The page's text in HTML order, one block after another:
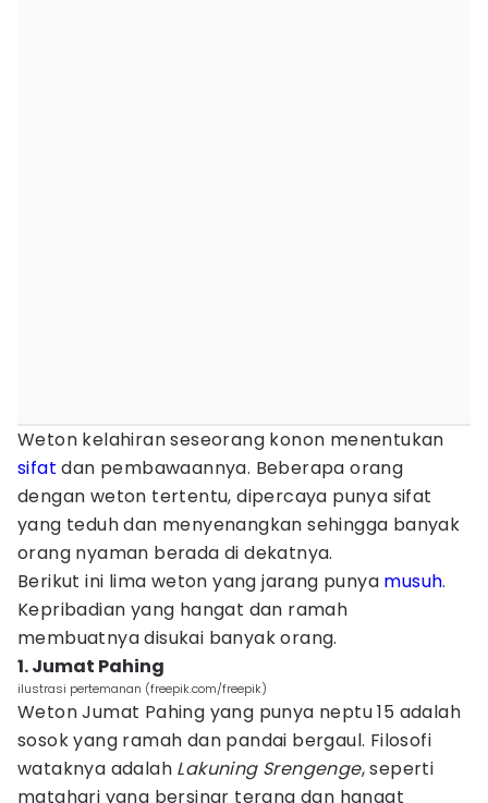
Weton kelahiran seseorang konon menentukan
sifat dan pembawaannya. Beberapa orang
dengan weton tertentu, dipercaya punya sifat
yang teduh dan menyenangkan sehingga banyak
orang nyaman berada di dekatnya.
Berikut ini lima weton yang jarang punya musuh.
Kepribadian yang hangat dan ramah
membuatnya disukai banyak orang.
1. Jumat Pahing
ilustrasi pertemanan (freepik.com/freepik)
Weton Jumat Pahing yang punya neptu 15 adalah
sosok yang ramah dan pandai bergaul. Filosofi
wataknya adalah Lakuning Srengenge, seperti
matahari yang bersinar terang dan hangat